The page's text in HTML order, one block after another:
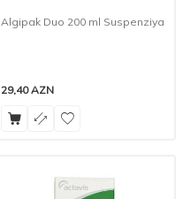
Algipak Duo 200 ml Suspenziya
29,40AZN